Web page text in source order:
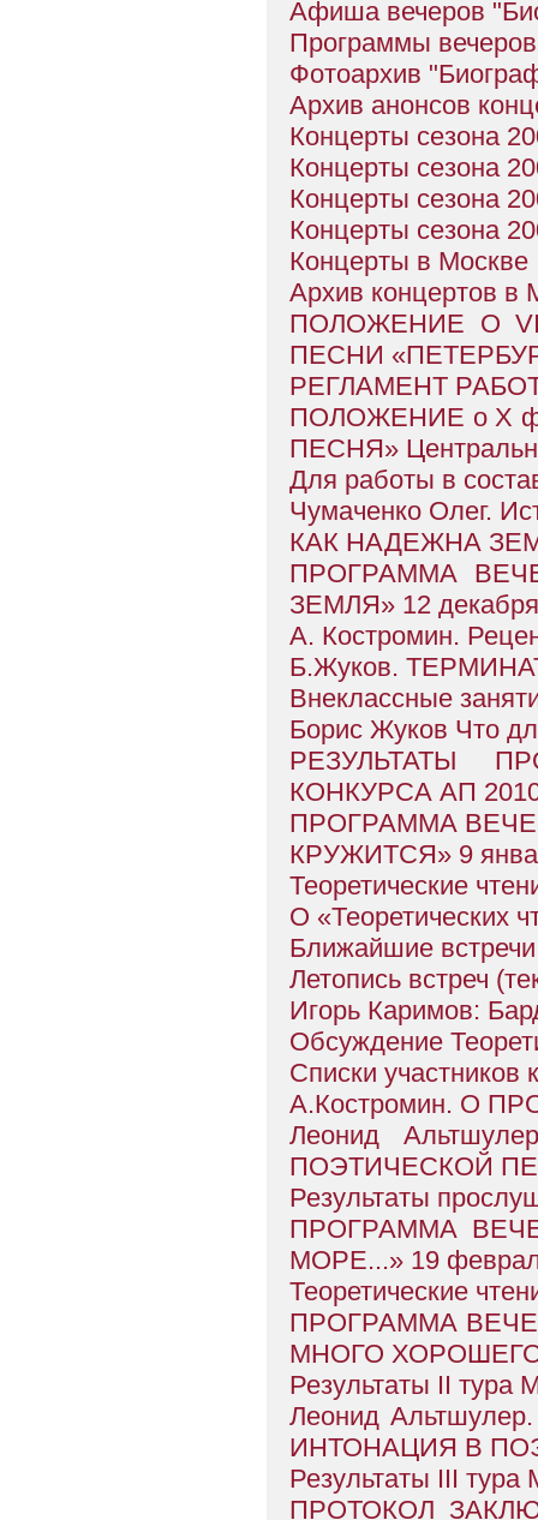
Афиша вечеров
Программы
Фотоархив
Архив анонсов
Концерты сезона
Концерты сезона
Концерты сезона
Концерты сезона
Концерты в Москве
Архив концертов в
ПОЛОЖЕНИЕ О
ПЕСНИ
РЕГЛАМЕНТ
ПОЛОЖЕНИЕ о X
ПЕСНЯ»
Для работы в
Чумаченко Олег.
КАК НАДЕЖНА
ПРОГРАММА
ЗЕМЛЯ» 12
А. Костромин.
Б.Жуков.
Внеклассные
Борис Жуков Что
РЕЗУЛЬТАТЫ
КОНКУРСА АП 2010
ПРОГРАММА
КРУЖИТСЯ» 9
Теоретические
О «Теоретических
Ближайшие встречи
Летопись встреч
Игорь Каримов:
Обсуждение
Списки участников
А.Костромин. О
Леонид
ПОЭТИЧЕСКОЙ
Результаты
ПРОГРАММА
МОРЕ...» 19
Теоретические
ПРОГРАММА
МНОГО ХОРОШЕГО»
Результаты II тура
Леонид
ИНТОНАЦИЯ В
Результаты III тура
ПРОТОКОЛ